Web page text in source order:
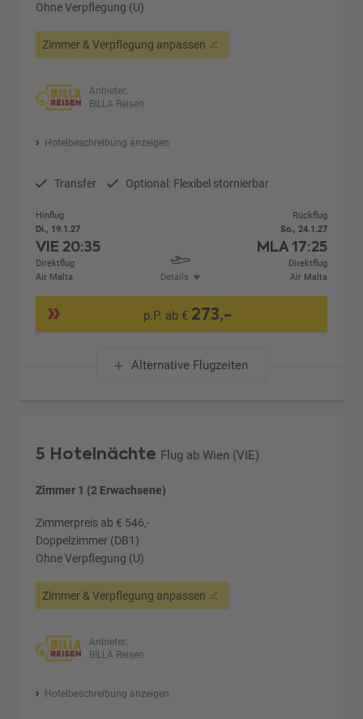
Ohne Verpflegung (U)
Zimmer & Verpflegung anpassen
Anbieter:
BILLA Reisen
Hotelbeschreibung anzeigen
Transfer Optional: Flexibel stornierbar
Hinflug
Di., 19.1.27
VIE 20:35
Direktflug
Air Malta
Details
Rückflug
So., 24.1.27
MLA 17:25
Direktflug
Air Malta
p.P. ab € 273,-
Alternative Flugzeiten
5 Hotelnächte Flug ab Wien (VIE)
Zimmer 1 (2 Erwachsene)
Zimmerpreis ab € 546,-
Doppelzimmer (DB1)
Ohne Verpflegung (U)
Zimmer & Verpflegung anpassen
Anbieter:
BILLA Reisen
Hotelbeschreibung anzeigen